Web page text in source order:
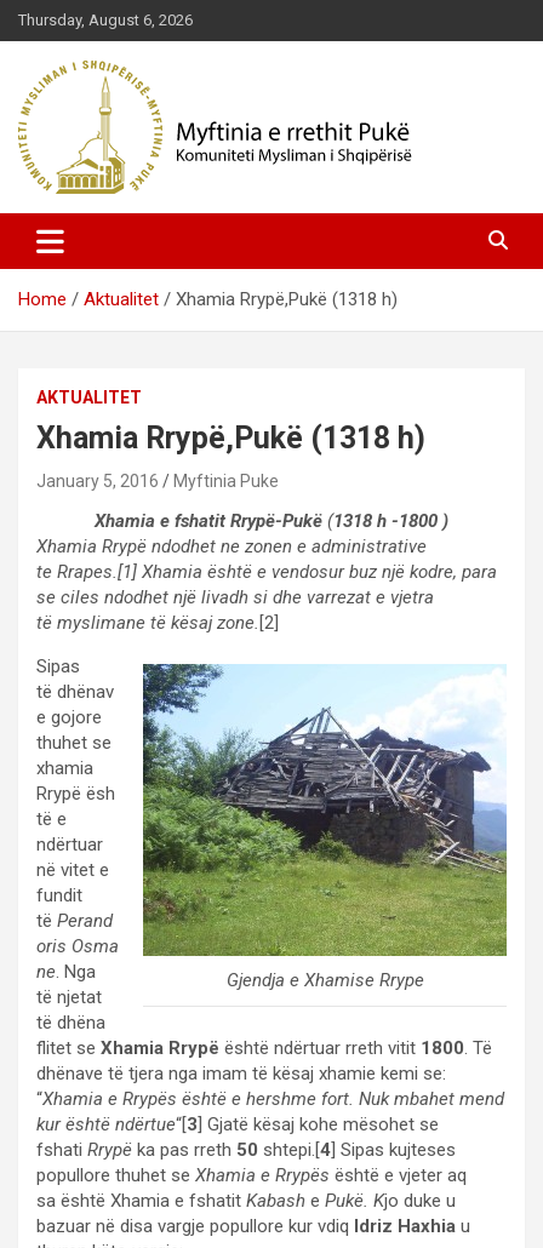
Skip
to
content
Thursday, August 6, 2026
Myftinia Pukë | Faqja Zyrtare
Home Aktualitet Xhamia Rrypë,Pukë (1318 h)
AKTUALITET
Xhamia Rrypë,Pukë (1318 h)
January 5, 2016 Myftinia Puke
Xhamia e fshatit Rrypë-Pukë (1318 h -1800 )
Xhamia Rrypë ndodhet ne zonen e administrative
te Rrapes.[1] Xhamia është e vendosur buz një kodre, para
se ciles ndodhet një livadh si dhe varrezat e vjetra
të myslimane të kësaj zone. [2]
Gjendja e Xhamise Rrype
Sipas
të dhënav
e gojore
thuhet se
xhamia
Rrypë ësh
të e
ndërtuar
në vitet e
fundit
të Perand
oris Osma
ne. Nga
të njetat
të dhëna
flitet se Xhamia Rrypë është ndërtuar rreth vitit 1800. Të
dhënave të tjera nga imam të kësaj xhamie kemi se:
“Xhamia e Rrypës është e hershme fort. Nuk mbahet mend
kur është ndërtue“[3] Gjatë kësaj kohe mësohet se
fshati Rrypë ka pas rreth 50 shtepi.[4] Sipas kujteses
popullore thuhet se Xhamia e Rrypës është e vjeter aq
sa është Xhamia e fshatit Kabash e Pukë. Kjo duke u
bazuar në disa vargje popullore kur vdiq Idriz Haxhia u